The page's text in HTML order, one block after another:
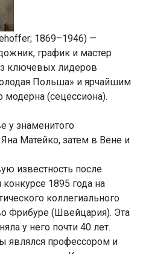
1869–1946) —
график и мастер
ключевых лидеров
Польша» и ярчайшим
модерна (сецессиона).
у знаменитого
Матейко, затем в Вене и
известность после
1895 года на
коллегиального
Фрибуре (Швейцария). Эта
у него почти 40 лет.
являлся профессором и